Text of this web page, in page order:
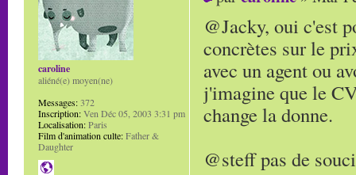
@Jacky, oui c'est
concrètes sur le
avec un agent ou
j'imagine que le
change la donne.
@steff pas de
caroline
aliéné(e) moyen(ne)
Messages:372
Inscription:Ven Déc 05, 2003 3:31 pm
Localisation:Paris
Film d'animation culte:Father &
Daughter